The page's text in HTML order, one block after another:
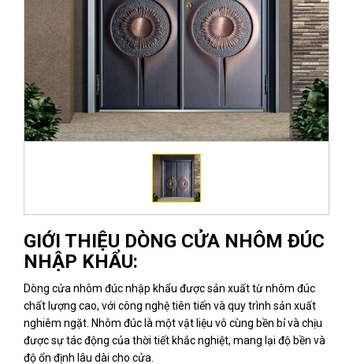
GIỚI THIỆU DÒNG CỬA NHÔM ĐÚC
NHẬP KHẨU:
Dòng cửa nhôm đúc nhập khẩu được sản xuất từ nhôm đúc
chất lượng cao, với công nghệ tiên tiến và quy trình sản xuất
nghiêm ngặt. Nhôm đúc là một vật liệu vô cùng bền bỉ và chịu
được sự tác động của thời tiết khắc nghiệt, mang lại độ bền và
độ ổn định lâu dài cho cửa.